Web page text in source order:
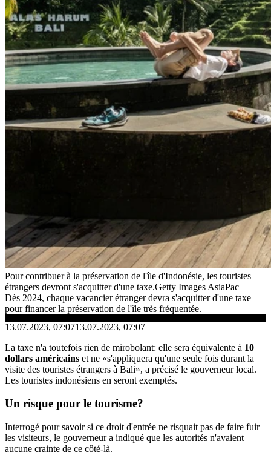
Pour contribuer à la préservation de l'île d'Indonésie, les touristes
étrangers devront s'acquitter d'une taxe.Getty Images AsiaPac
Dès 2024, chaque vacancier étranger devra s'acquitter d'une taxe
pour financer la préservation de l'île très fréquentée.
13.07.2023, 07:0713.07.2023, 07:07
La taxe n'a toutefois rien de mirobolant: elle sera équivalente à 10
dollars américains et ne «s'appliquera qu'une seule fois durant la
visite des touristes étrangers à Bali», a précisé le gouverneur local.
Les touristes indonésiens en seront exemptés.
Un risque pour le tourisme?
Interrogé pour savoir si ce droit d'entrée ne risquait pas de faire fuir
les visiteurs, le gouverneur a indiqué que les autorités n'avaient
aucune crainte de ce côté-là.